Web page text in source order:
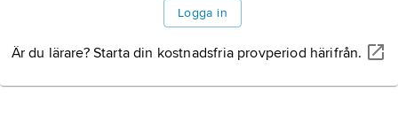
Logga in
Är du lärare? Starta din kostnadsfria provperiod härifrån.